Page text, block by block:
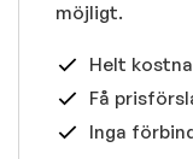
möjligt.
Helt
Få
Inga